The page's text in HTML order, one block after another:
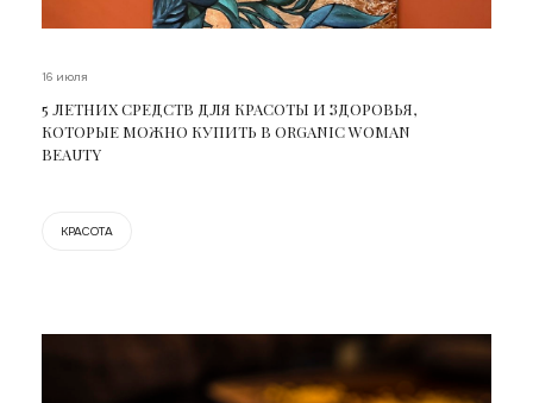
16 июля
5 ЛЕТНИХ СРЕДСТВ ДЛЯ КРАСОТЫ И ЗДОРОВЬЯ,
КОТОРЫЕ МОЖНО КУПИТЬ В ORGANIC WOMAN
BEAUTY
КРАСОТА